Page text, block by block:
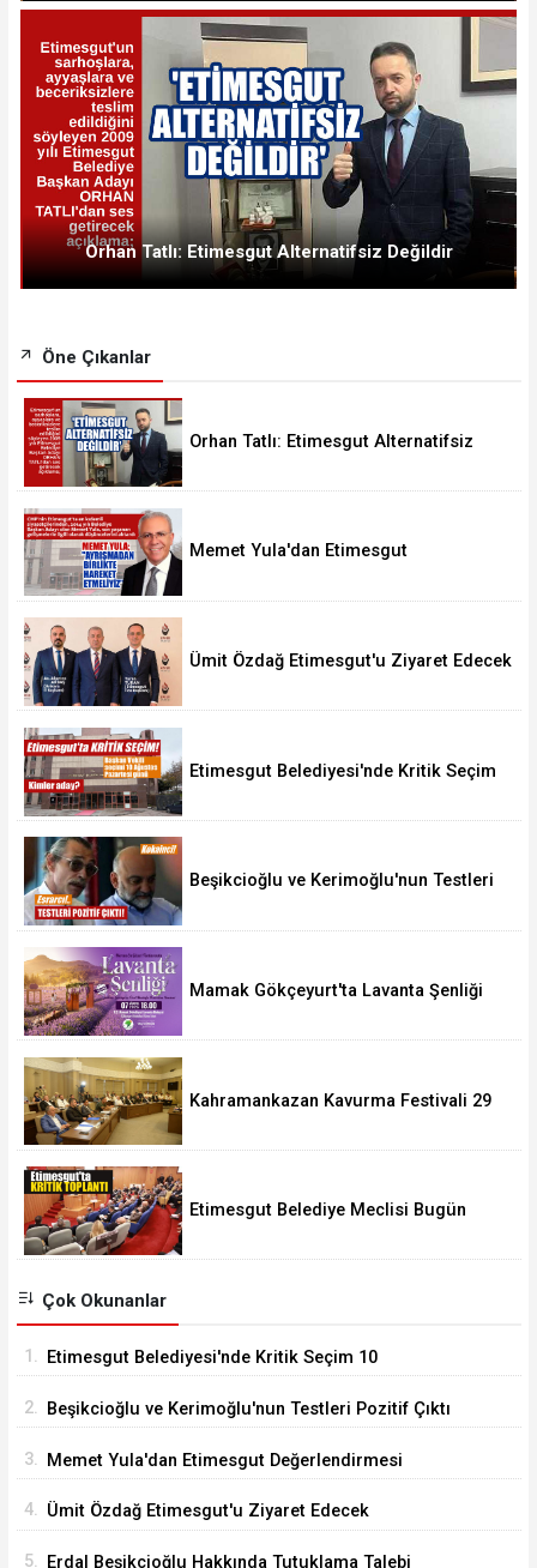
Orhan Tatlı: Etimesgut Alternatifsiz Değildir
Öne Çıkanlar
Orhan Tatlı: Etimesgut Alternatifsiz
Memet Yula'dan Etimesgut
Ümit Özdağ Etimesgut'u Ziyaret Edecek
Etimesgut Belediyesi'nde Kritik Seçim
Beşikcioğlu ve Kerimoğlu'nun Testleri
Mamak Gökçeyurt'ta Lavanta Şenliği
Kahramankazan Kavurma Festivali 29
Etimesgut Belediye Meclisi Bugün
Çok Okunanlar
1. Etimesgut Belediyesi'nde Kritik Seçim 10
2. Beşikcioğlu ve Kerimoğlu'nun Testleri Pozitif Çıktı
3. Memet Yula'dan Etimesgut Değerlendirmesi
4. Ümit Özdağ Etimesgut'u Ziyaret Edecek
5. Erdal Beşikcioğlu Hakkında Tutuklama Talebi